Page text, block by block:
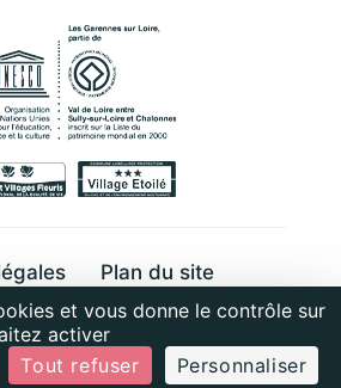
Plan du site
personnelles
2022
et vous donne le contrôle sur
activer
Tout refuser Personnaliser